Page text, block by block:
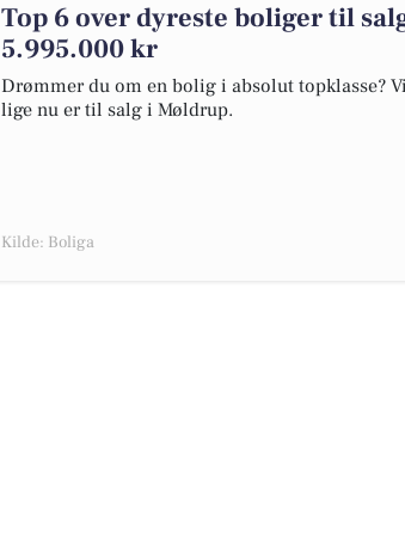
Top 6 over dyreste boliger til
5.995.000 kr
Drømmer du om en bolig i absolut topklasse?
lige nu er til salg i Møldrup.
Kilde: Boliga